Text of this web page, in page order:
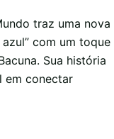
traz uma nova
com um toque
Sua história
em conectar